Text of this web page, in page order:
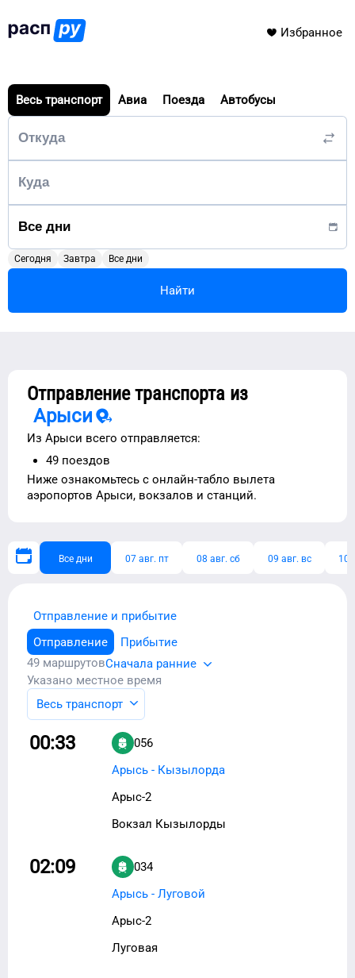
Избранное
Весь транспорт Авиа Поезда Автобусы
Сегодня Завтра Все дни
Найти
Отправление транспорта из
Арыси
Из Арыси всего отправляется:
49 поездов
Ниже ознакомьтесь с онлайн-табло вылета
аэропортов Арыси, вокзалов и станций.
Все дни 07 авг. пт 08 авг. сб 09 авг. вс 10
Отправление и прибытие
Отправление
Прибытие
49 маршрутовСначала ранние
Указано местное время
Весь транспорт
00:33
056
Арысь - Кызылорда
Арыс-2
Вокзал Кызылорды
02:09
034
Арысь - Луговой
Арыс-2
Луговая